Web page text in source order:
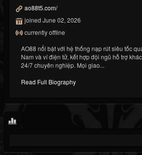
ao88t5.com/
joined June 02, 2026
currently offline
AO88 nổi bật với hệ thống nạp rút siêu tốc
Nam và ví điện tử, kết hợp đội ngũ hỗ trợ
24/7 chuyên nghiệp. Mọi giao...
Read Full Biography